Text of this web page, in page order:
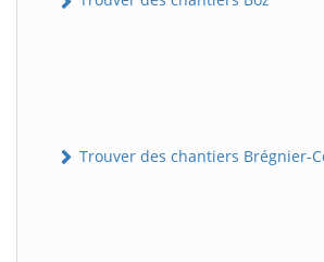
Trouver des chantiers Brégnier-